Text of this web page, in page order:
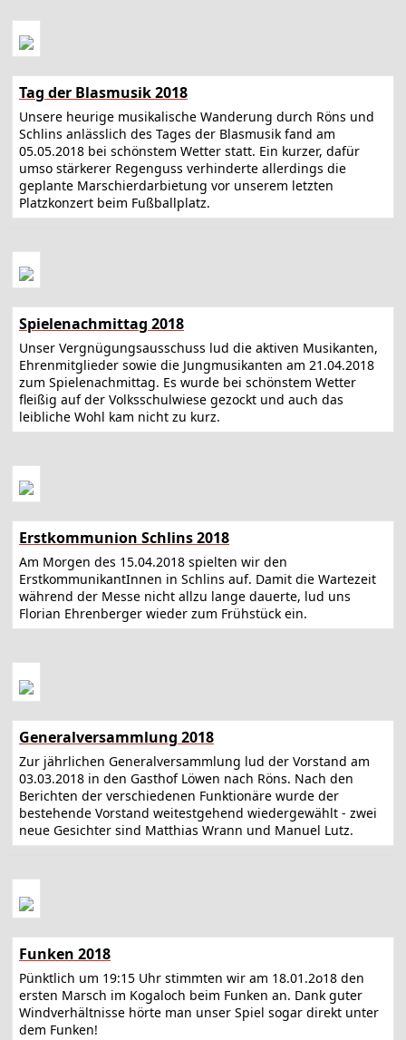
Tag der Blasmusik 2018
Unsere heurige musikalische Wanderung durch Röns und
Schlins anlässlich des Tages der Blasmusik fand am
05.05.2018 bei schönstem Wetter statt. Ein kurzer, dafür
umso stärkerer Regenguss verhinderte allerdings die
geplante Marschierdarbietung vor unserem letzten
Platzkonzert beim Fußballplatz.
Spielenachmittag 2018
Unser Vergnügungsausschuss lud die aktiven Musikanten,
Ehrenmitglieder sowie die Jungmusikanten am 21.04.2018
zum Spielenachmittag. Es wurde bei schönstem Wetter
fleißig auf der Volksschulwiese gezockt und auch das
leibliche Wohl kam nicht zu kurz.
Erstkommunion Schlins 2018
Am Morgen des 15.04.2018 spielten wir den
ErstkommunikantInnen in Schlins auf. Damit die Wartezeit
während der Messe nicht allzu lange dauerte, lud uns
Florian Ehrenberger wieder zum Frühstück ein.
Generalversammlung 2018
Zur jährlichen Generalversammlung lud der Vorstand am
03.03.2018 in den Gasthof Löwen nach Röns. Nach den
Berichten der verschiedenen Funktionäre wurde der
bestehende Vorstand weitestgehend wiedergewählt - zwei
neue Gesichter sind Matthias Wrann und Manuel Lutz.
Funken 2018
Pünktlich um 19:15 Uhr stimmten wir am 18.01.2o18 den
ersten Marsch im Kogaloch beim Funken an. Dank guter
Windverhältnisse hörte man unser Spiel sogar direkt unter
dem Funken!